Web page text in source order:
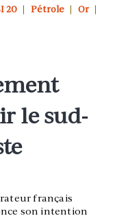
20 Pétrole
Or
le sud-
français
son intention